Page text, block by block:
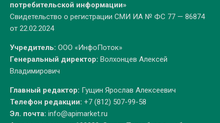
потребительской информации»
Свидетельство о регистрации СМИ ИА № ФС 77 — 86874
от 22.02.2024
Учредитель: ООО «ИнфоПоток»
Генеральный директор: Волхонцев Алексей
Владимирович
Главный редактор: Гущин Ярослав Алексеевич
Телефон редакции: +7 (812) 507-99-58
Эл. почта: info@apimarket.ru